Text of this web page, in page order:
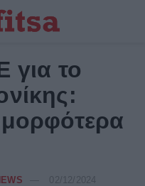
για το